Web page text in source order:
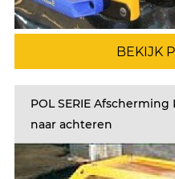
BEKIJK
POL SERIE
naar achteren